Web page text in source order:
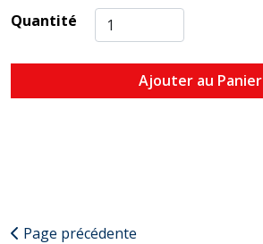
Quantité
Ajouter au Panier
Page précédente